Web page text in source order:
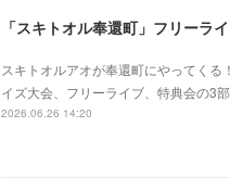
「スキトオル奉還町」フリーラ
スキトオルアオが奉還町にやってく
イズ大会、フリーライブ、特典会の3
2026.06.26 14:20